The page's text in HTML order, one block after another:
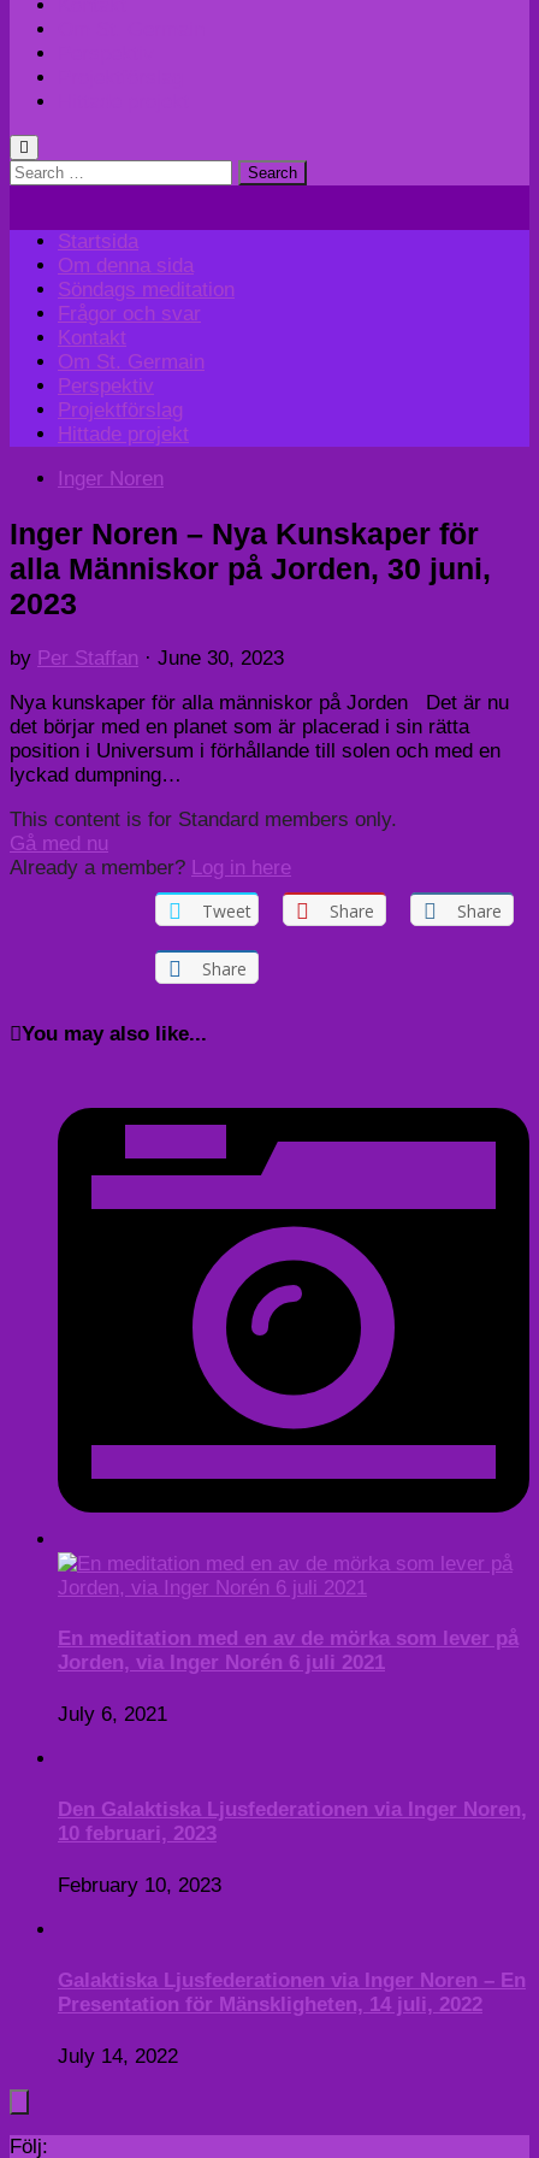
Search
Startsida
Om denna sida
Söndags meditation
Frågor och svar
Kontakt
Om St. Germain
Perspektiv
Projektförslag
Hittade projekt
Inger Noren
Inger Noren – Nya Kunskaper för
alla Människor på Jorden, 30 juni,
2023
by Per Staffan · June 30, 2023
Nya kunskaper för alla människor på Jorden Det är nu
det börjar med en planet som är placerad i sin rätta
position i Universum i förhållande till solen och med en
lyckad dumpning…
This content is for Standard members only.
Gå med nu
Already a member? Log in here
Tweet
Share Share
Share
You may also like...
En meditation med en av de mörka som lever på
Jorden, via Inger Norén 6 juli 2021
July 6, 2021
Den Galaktiska Ljusfederationen via Inger Noren,
10 februari, 2023
February 10, 2023
Galaktiska Ljusfederationen via Inger Noren – En
Presentation för Mänskligheten, 14 juli, 2022
July 14, 2022
Följ: